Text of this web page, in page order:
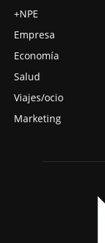
+NPE
Empresa
Economía
Salud
Viajes/ocio
Marketing